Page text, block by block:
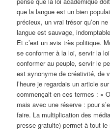
que la langue est un bien
précieux, un vrai trésor qu’on
langue est sauvage,
Et c’est un avis très politique.
se conformer à la loi, servir la
conformer au peuple, servir le
est synonyme de créativité, de
l’heure je regardais un article
commençait en ces termes : «
mais avec une réserve : pour
faire. La multiplication des
presse gratuite) permet à tout